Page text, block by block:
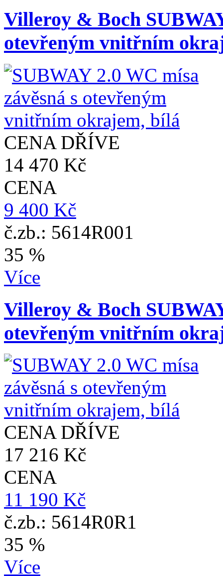
Villeroy & Boch
otevřeným vnitřním
CENA DŘÍVE
14 470 Kč
CENA
9 400 Kč
č.zb.: 5614R001
35 %
Více
Villeroy & Boch
otevřeným vnitřním
CENA DŘÍVE
17 216 Kč
CENA
11 190 Kč
č.zb.: 5614R0R1
35 %
Více